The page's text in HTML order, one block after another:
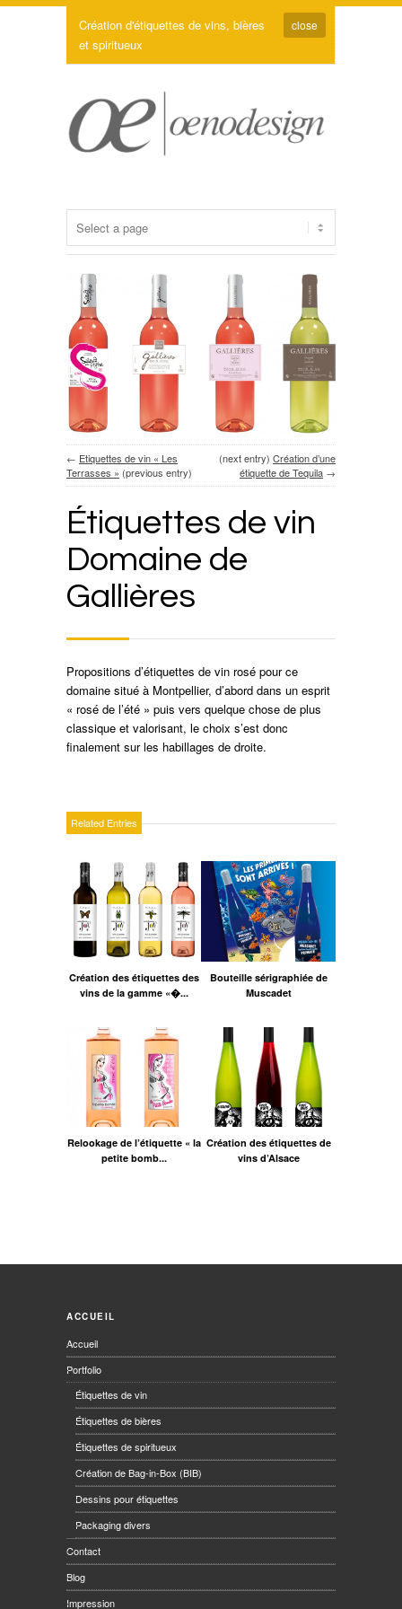
Création d'étiquettes de vins, bières
et spiritueux
close
← Etiquettes de vin « Les
Terrasses » (previous entry)
(next entry) Création d’une
étiquette de Tequila →
Étiquettes de vin
Domaine de
Gallières
Propositions d’étiquettes de vin rosé pour ce
domaine situé à Montpellier, d’abord dans un esprit
« rosé de l’été » puis vers quelque chose de plus
classique et valorisant, le choix s’est donc
finalement sur les habillages de droite.
Related Entries
Création des étiquettes des
vins de la gamme «�...
Bouteille sérigraphiée de
Muscadet
Relookage de l’étiquette « la
petite bomb...
Création des étiquettes de
vins d’Alsace
ACCUEIL
Accueil
Portfolio
Étiquettes de vin
Étiquettes de bières
Étiquettes de spiritueux
Création de Bag-in-Box (BIB)
Dessins pour étiquettes
Packaging divers
Contact
Blog
Impression